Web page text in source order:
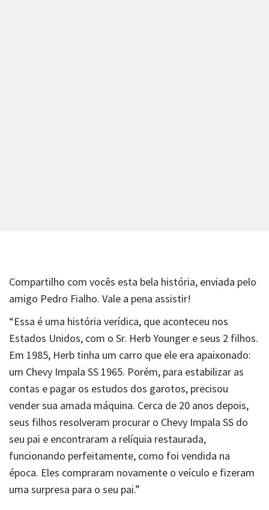
Compartilho com vocês esta bela história, enviada pelo
amigo Pedro Fialho. Vale a pena assistir!
“Essa é uma história verídica, que aconteceu nos
Estados Unidos, com o Sr. Herb Younger e seus 2 filhos.
Em 1985, Herb tinha um carro que ele era apaixonado:
um Chevy Impala SS 1965. Porém, para estabilizar as
contas e pagar os estudos dos garotos, precisou
vender sua amada máquina. Cerca de 20 anos depois,
seus filhos resolveram procurar o Chevy Impala SS do
seu pai e encontraram a relíquia restaurada,
funcionando perfeitamente, como foi vendida na
época. Eles compraram novamente o veículo e fizeram
uma surpresa para o seu pai.”